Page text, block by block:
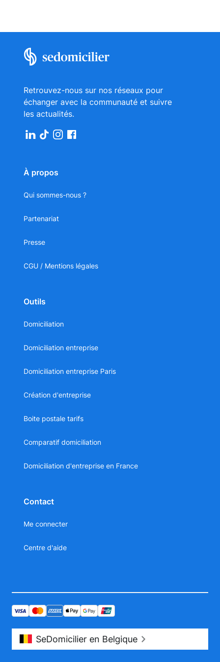
La réservation de salle s’effectuera directement
dans votre espace client.
Retrouvez-nous sur nos réseaux pour
échanger avec la communauté et suivre
les actualités.
À propos
Qui sommes-nous ?
Partenariat
Presse
CGU / Mentions légales
Outils
Domiciliation
Domiciliation entreprise
Domiciliation entreprise Paris
Création d'entreprise
Boite postale tarifs
Comparatif domiciliation
Domiciliation d'entreprise en France
Contact
Me connecter
Centre d'aide
SeDomicilier en Belgique